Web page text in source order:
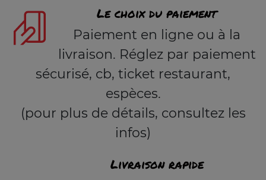
Le choix du paiement
Paiement en ligne ou à la
livraison. Réglez par paiement
sécurisé, cb, ticket restaurant,
espèces.
(pour plus de détails, consultez les
infos)
Livraison rapide